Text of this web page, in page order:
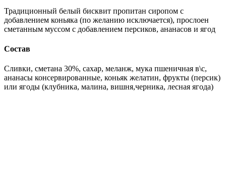
Традиционный белый бисквит пропитан сиропом с
добавлением коньяка (по желанию исключается), прослоен
сметанным муссом с добавлением персиков, ананасов и ягод
Состав
Сливки, сметана 30%, сахар, меланж, мука пшеничная в\с,
ананасы консервированные, коньяк желатин, фрукты (персик)
или ягоды (клубника, малина, вишня,черника, лесная ягода)